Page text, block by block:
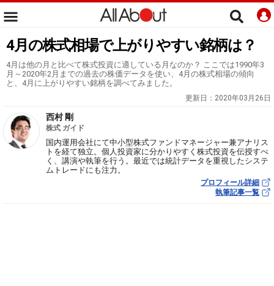
4月の株式相場で上がりやすい銘柄は？
4月は他の月と比べて株式投資に適している月なのか？ ここでは1990年3
月～2020年2月までの過去の株価データを使い、4月の株式相場の傾向
と、4月に上がりやすい銘柄を調べてみました。
更新日： 2020年03月26日
西村 剛
株式 ガイド
国内運用会社にて中小型株式ファンドマネージャー兼アナリス
トを経て独立。個人投資家に分かりやすく株式投資を伝授すべ
く、講演や執筆を行う。最近では統計データを重視したシステ
ムトレードにも注力。
プロフィール詳細
執筆記事一覧